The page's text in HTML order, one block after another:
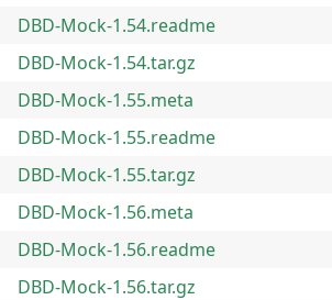
DBD-Mock-1.54.readme
DBD-Mock-1.54.tar.gz
DBD-Mock-1.55.meta
DBD-Mock-1.55.readme
DBD-Mock-1.55.tar.gz
DBD-Mock-1.56.meta
DBD-Mock-1.56.readme
DBD-Mock-1.56.tar.gz